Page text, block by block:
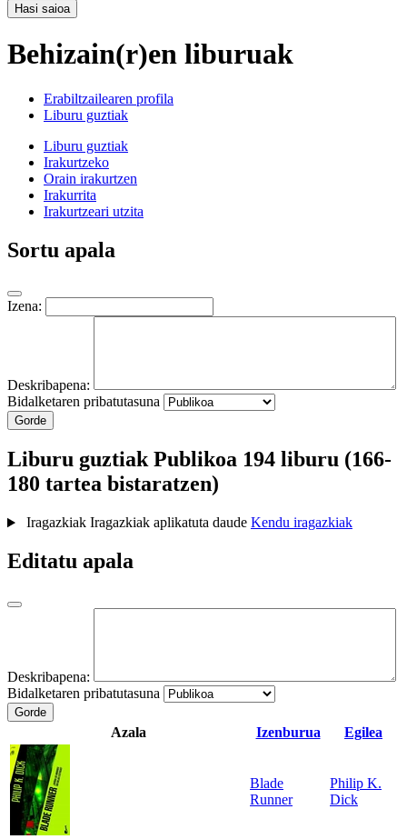
Hasi saioa
Behizain(r)en liburuak
Erabiltzailearen profila
Liburu guztiak
Liburu guztiak
Irakurtzeko
Orain irakurtzen
Irakurrita
Irakurtzeari utzita
Sortu apala
Izena:
Deskribapena:
Bidalketaren pribatutasuna
Gorde
Liburu guztiakPublikoa 194 liburu (166-
180 tartea bistaratzen)
Iragazkiak Iragazkiak aplikatuta daude Kendu iragazkiak
Editatu apala
Deskribapena:
Bidalketaren pribatutasuna
Gorde
Azala Izenburua Egilea
Blade
Runner
Philip K.
Dick